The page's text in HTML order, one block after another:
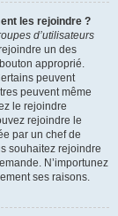
les rejoindre ?
d’utilisateurs
un des
approprié.
peuvent
peuvent même
le rejoindre
rejoindre le
par un chef de
souhaitez rejoindre
N’importunez
ses raisons.